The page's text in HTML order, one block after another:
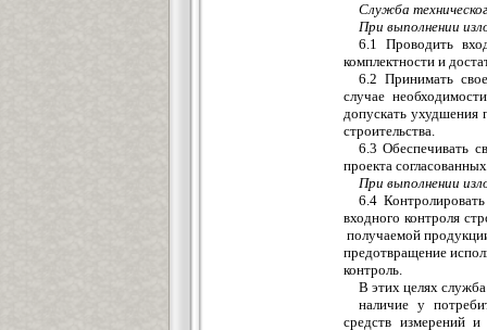
Служба
При выполнении
6.1 Проводить
комплектности и
6.2 Принимать
случае
допускать ухудшения
строительства.
6.3 Обеспечивать
проекта
При выполнении
6.4
входного контроля
получаемой
предотвращение
контроль.
В этих целях служба
наличие у
средств измерений